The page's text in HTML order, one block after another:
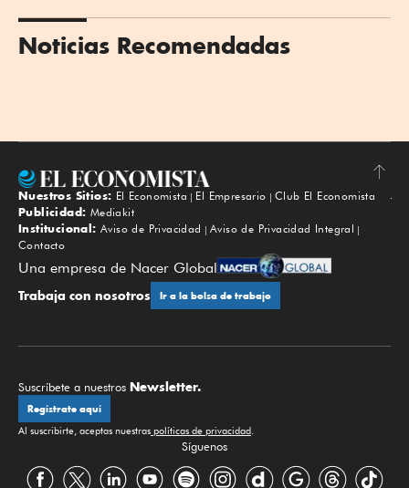
Noticias Recomendadas
Subir
Nuestros Sitios: El Economista El Empresario
Club El Economista
Publicidad: Mediakit
Institucional: Aviso de Privacidad
Aviso de Privacidad Integral
Contacto
Una empresa de Nacer Global
Trabaja con nosotros Ir a la bolsa de trabajo
Suscríbete a nuestros Newsletter.
Regístrate aquí
Al suscribirte, aceptas nuestras políticas de privacidad.
Síguenos